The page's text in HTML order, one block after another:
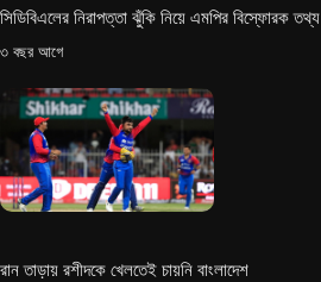
সিডিবিএলের নিরাপত্তা ঝুঁকি নিয়ে এমপির বিস্ফোরক তথ্য
৩ বছর আগে
রান তাড়ায় রশীদকে খেলতেই চায়নি বাংলাদেশ